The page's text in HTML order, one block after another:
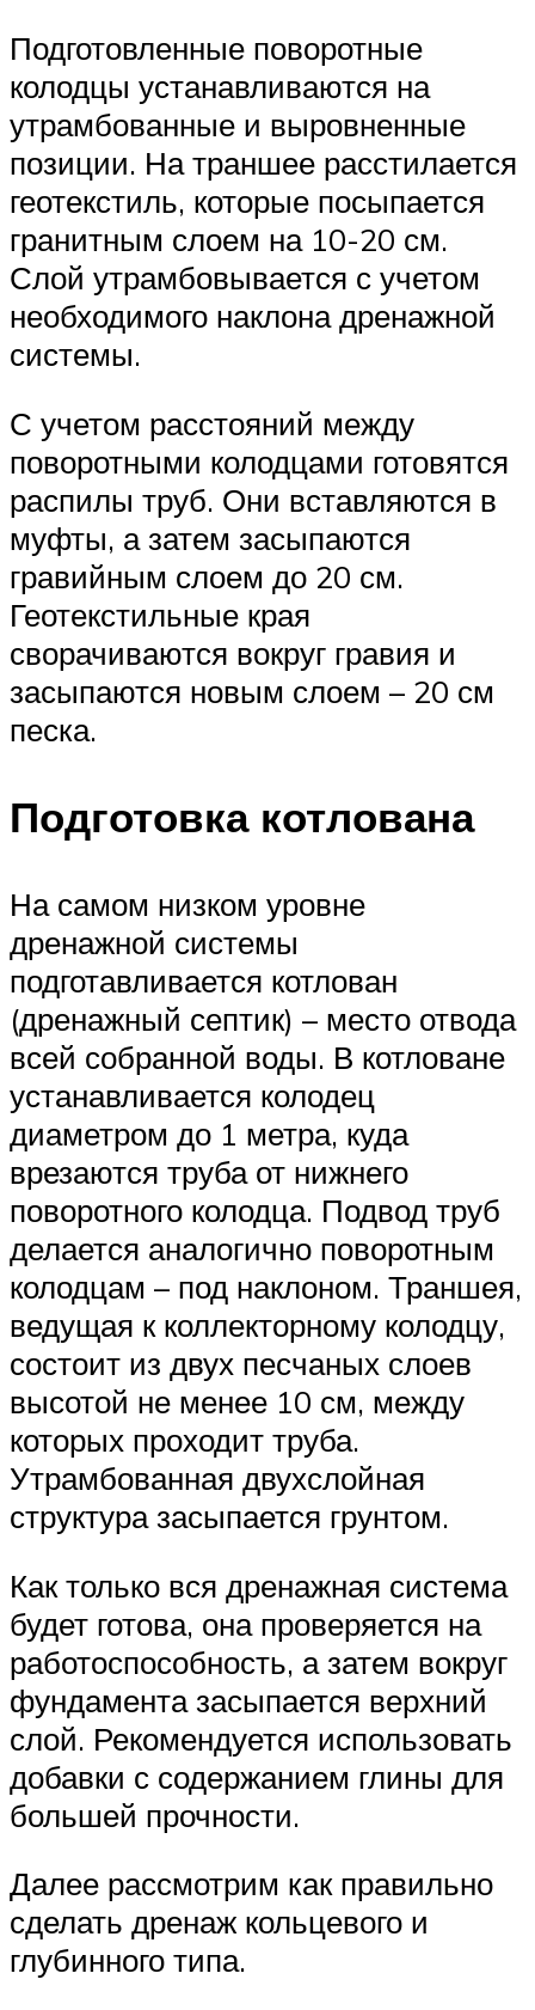
Подготовленные поворотные
колодцы устанавливаются на
утрамбованные и выровненные
позиции. На траншее расстилается
геотекстиль, которые посыпается
гранитным слоем на 10-20 см.
Слой утрамбовывается с учетом
необходимого наклона дренажной
системы.
С учетом расстояний между
поворотными колодцами готовятся
распилы труб. Они вставляются в
муфты, а затем засыпаются
гравийным слоем до 20 см.
Геотекстильные края
сворачиваются вокруг гравия и
засыпаются новым слоем – 20 см
песка.
Подготовка котлована
На самом низком уровне
дренажной системы
подготавливается котлован
(дренажный септик) – место отвода
всей собранной воды. В котловане
устанавливается колодец
диаметром до 1 метра, куда
врезаются труба от нижнего
поворотного колодца. Подвод труб
делается аналогично поворотным
колодцам – под наклоном. Траншея,
ведущая к коллекторному колодцу,
состоит из двух песчаных слоев
высотой не менее 10 см, между
которых проходит труба.
Утрамбованная двухслойная
структура засыпается грунтом.
Как только вся дренажная система
будет готова, она проверяется на
работоспособность, а затем вокруг
фундамента засыпается верхний
слой. Рекомендуется использовать
добавки с содержанием глины для
большей прочности.
Далее рассмотрим как правильно
сделать дренаж кольцевого и
глубинного типа.